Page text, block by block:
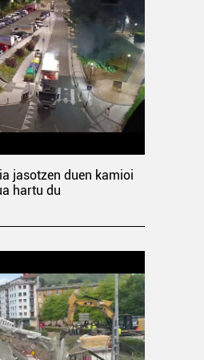
jasotzen duen kamioi
hartu du